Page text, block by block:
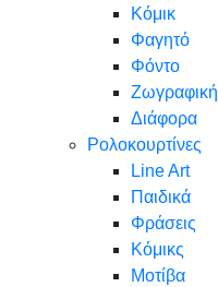
Κόμικ
Φαγητό
Φόντο
Ζωγραφική
Διάφορα
Ρολοκουρτίνες
Line Art
Παιδικά
Φράσεις
Κόμικς
Μοτίβα